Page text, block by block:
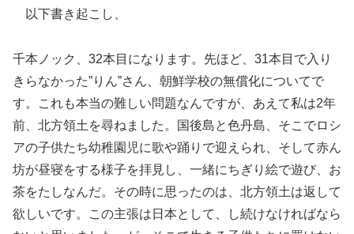
以下書き起こし、
千本ノック、32本目になります。先ほど、31本目で入り
きらなかった”りん”さん、朝鮮学校の無償化についてで
す。これも本当の難しい問題なんですが、あえて私は2年
前、北方領土を尋ねました。国後島と色丹島、そこでロシ
アの子供たち幼稚園児に歌や踊りで迎えられ、そして赤ん
坊が昼寝をする様子を拝見し、一緒にちぎり絵で遊び、お
茶をたしなんだ。その時に思ったのは、北方領土は返して
欲しいです。この主張は日本として、し続けなければなら